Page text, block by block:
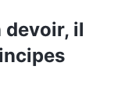
devoir, il